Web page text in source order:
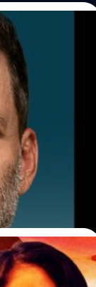
ให้เป็น
องตนเอง
มัครบริการ
บหน้าของ แซ็ก ส
ฉากแอ็